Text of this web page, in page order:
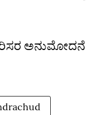
ಅನುಮೋದನೆ